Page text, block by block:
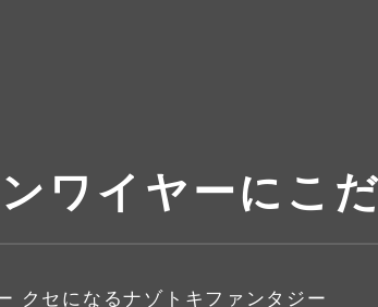
ワイヤーにこ
クセになるナゾトキファンタジー